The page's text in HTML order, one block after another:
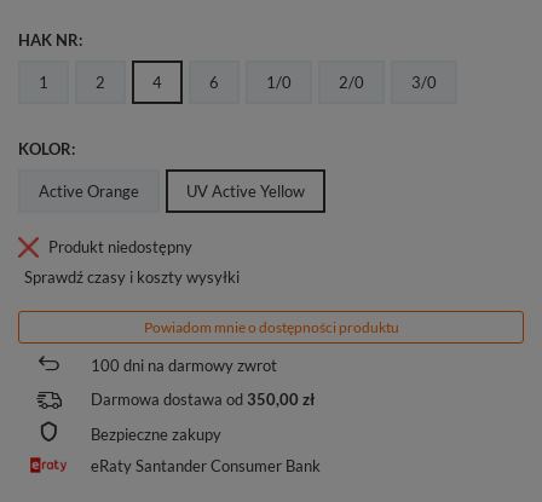
HAK NR
1 2 4 6 1/0 2/0 3/0
KOLOR
Active Orange UV Active Yellow
Produkt niedostępny
Sprawdź czasy i koszty wysyłki
Powiadom mnie o dostępności produktu
100 dni na darmowy zwrot
Darmowa dostawa od 350,00 zł
Bezpieczne zakupy
eRaty Santander Consumer Bank